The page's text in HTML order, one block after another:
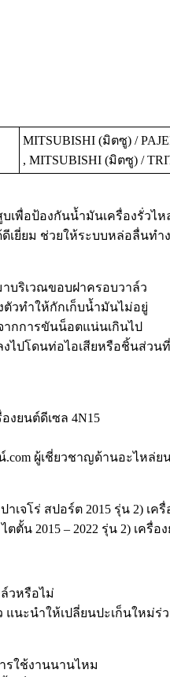
MITSUBISHI (มิตซู) /
, MITSUBISHI (มิตซู) /
เพื่อป้องกันน้ำมันเครื่องรั่ว
ยี่ยม ช่วยให้ระบบหล่อลื่นท
บริเวณขอบฝาครอบวาล์ว
ตัวทำให้กักเก็บน้ำมันไม่อยู่
ากการขันน็อตแน่นเกินไป
งไปโดนท่อไอเสียหรือชิ้นส่วน
งยนต์ดีเซล 4N15
.com ผู้เชี่ยวชาญด้านอะไหล่ย
าเจโร่ สปอร์ต 2015 รุ่น 2) เค
ตั้น 2015 – 2022 รุ่น 2) เครื่อ
วหรือไม่
แนะนำให้เปลี่ยนปะเก็นใหม่
รใช้งานนานไหม